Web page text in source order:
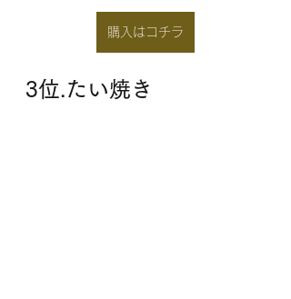
購入はコチラ
3位.たい焼き